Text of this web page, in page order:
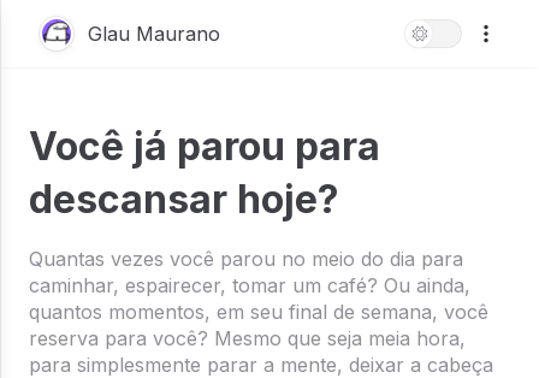
Glau Maurano
Você já parou para
descansar hoje?
Quantas vezes você parou no meio do dia para
caminhar, espairecer, tomar um café? Ou ainda,
quantos momentos, em seu final de semana, você
reserva para você? Mesmo que seja meia hora,
para simplesmente parar a mente, deixar a cabeça